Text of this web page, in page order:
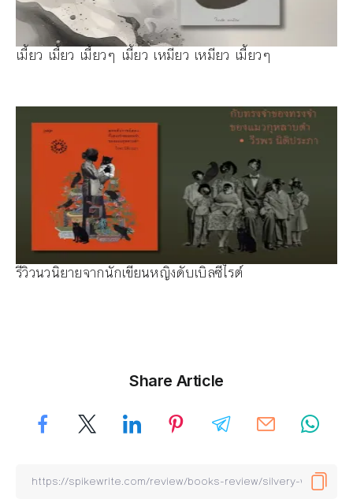
เมี้ยว เมี้ยว เมี้ยวๆ เมี้ยว เหมียว เหมียว เมี้ยวๆ
รีวิวนวนิยายจากนักเขียนหญิงดับเบิลซีไรต์
Share Article